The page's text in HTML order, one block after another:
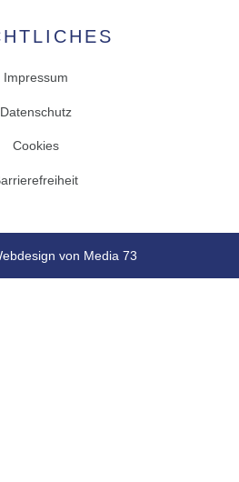
Impressum
Datenschutz
Cookies
von Media 73